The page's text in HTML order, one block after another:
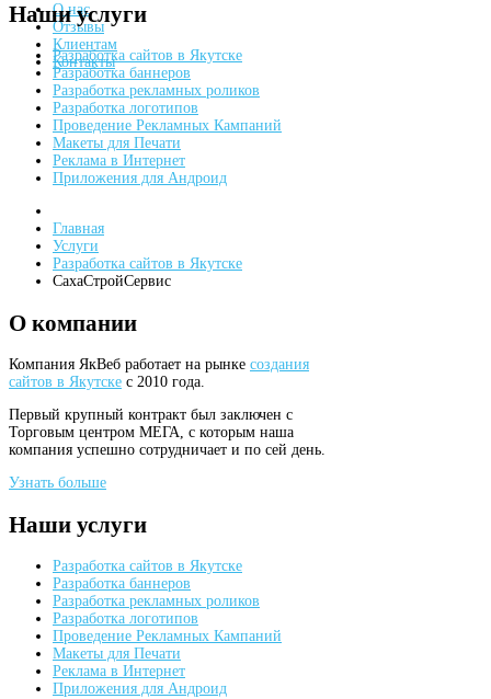
О нас
Отзывы
Клиентам
Контакты
Нашиуслуги
Разработка сайтов в Якутске
Разработка баннеров
Разработка рекламных роликов
Разработка логотипов
Проведение Рекламных Кампаний
Макеты для Печати
Реклама в Интернет
Приложения для Андроид
Главная
Услуги
Разработка сайтов в Якутске
СахаСтройСервис
О компании
Компания ЯкВеб работает на рынке создания
сайтов в Якутске с 2010 года.
Первый крупный контракт был заключен с
Торговым центром МЕГА, с которым наша
компания успешно сотрудничает и по сей день.
Узнать больше
Наши услуги
Разработка сайтов в Якутске
Разработка баннеров
Разработка рекламных роликов
Разработка логотипов
Проведение Рекламных Кампаний
Макеты для Печати
Реклама в Интернет
Приложения для Андроид